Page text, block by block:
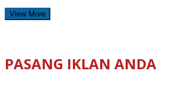
View More
PASANG IKLAN ANDA